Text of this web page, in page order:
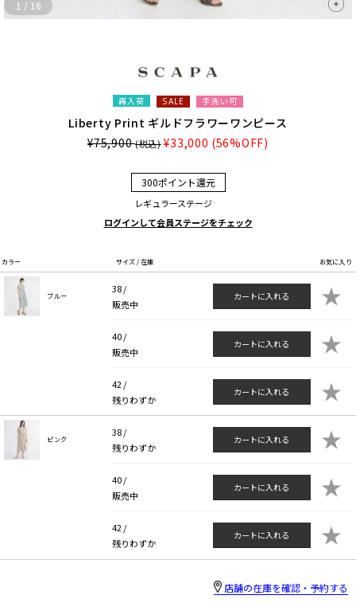
1 / 16
再入荷 SALE 手洗い可
Liberty Print ギルドフラワーワンピース
¥75,900(税込) ¥33,000 (56%OFF)
300ポイント還元
レギュラーステージ
ログインして会員ステージをチェック
カラー サイズ / 在庫 お気に入り
ブルー
38 /
販売中
カートに入れる ★
40 /
販売中
カートに入れる ★
42 /
残りわずか
カートに入れる ★
ピンク
38 /
残りわずか
カートに入れる ★
40 /
販売中
カートに入れる ★
42 /
残りわずか
カートに入れる ★
店舗の在庫を確認・予約する